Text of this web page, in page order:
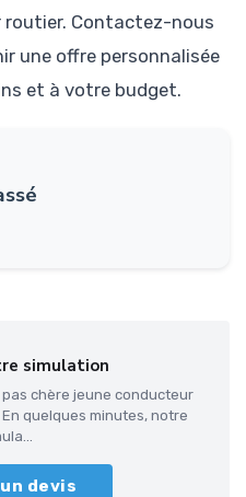
routier. Contactez-nous
une offre personnalisée
et à votre budget.
simulation
chère jeune conducteur
quelques minutes, notre
devis